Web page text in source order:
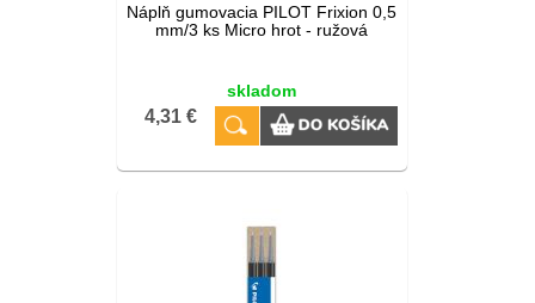
Náplň gumovacia PILOT Frixion 0,5
mm/3 ks Micro hrot - ružová
skladom
4,31 €